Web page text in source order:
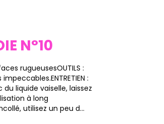
N°10
rugueusesOUTILS :
:
liquide vaiselle, laissez
à long
utilisez un peu d...